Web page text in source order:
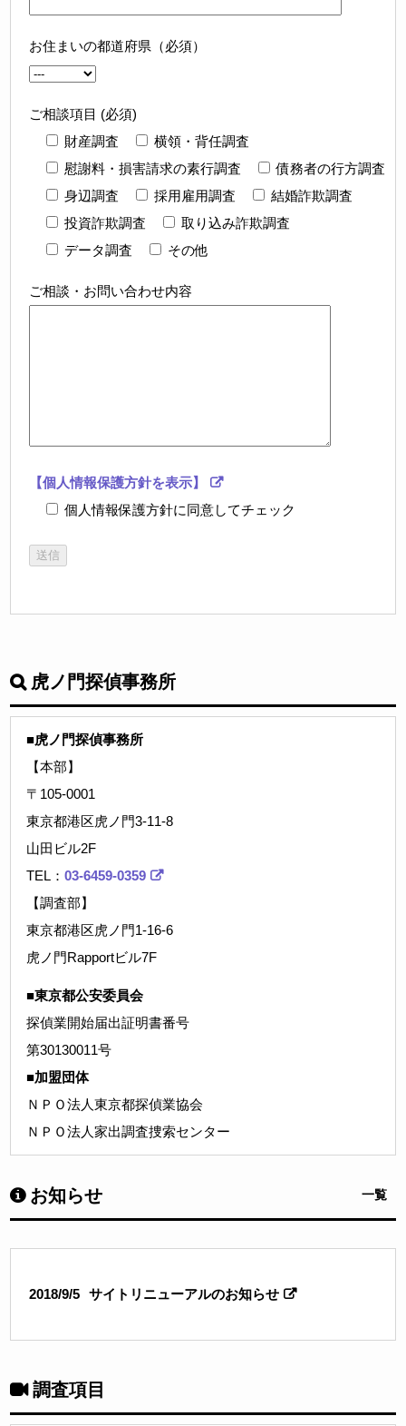
お住まいの都道府県（必須）
ご相談項目 (必須)
財産調査
横領・背任調査
慰謝料・損害請求の素行調査
債務者の行方調査
身辺調査
採用雇用調査
結婚詐欺調査
投資詐欺調査
取り込み詐欺調査
データ調査
その他
ご相談・お問い合わせ内容
【個人情報保護方針を表示】
個人情報保護方針に同意してチェック
虎ノ門探偵事務所
■虎ノ門探偵事務所
【本部】
〒105-0001
東京都港区虎ノ門3-11-8
山田ビル2F
TEL：03-6459-0359
【調査部】
東京都港区虎ノ門1-16-6
虎ノ門Rapportビル7F
■東京都公安委員会
探偵業開始届出証明書番号
第30130011号
■加盟団体
ＮＰＯ法人東京都探偵業協会
ＮＰＯ法人家出調査捜索センター
お知らせ 一覧
2018/9/5 サイトリニューアルのお知らせ
調査項目